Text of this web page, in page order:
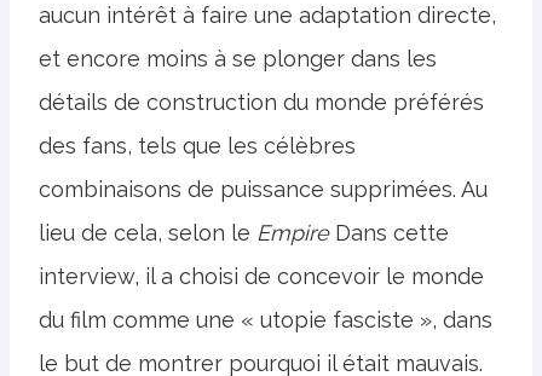
aucun intérêt à faire une adaptation directe,
et encore moins à se plonger dans les
détails de construction du monde préférés
des fans, tels que les célèbres
combinaisons de puissance supprimées. Au
lieu de cela, selon le EmpireDans cette
interview, il a choisi de concevoir le monde
du film comme une « utopie fasciste », dans
le but de montrer pourquoi il était mauvais.